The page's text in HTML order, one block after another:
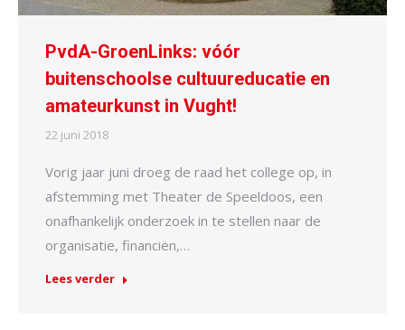
PvdA-GroenLinks: vóór
buitenschoolse cultuureducatie en
amateurkunst in Vught!
22 juni 2018
Vorig jaar juni droeg de raad het college op, in
afstemming met Theater de Speeldoos, een
onafhankelijk onderzoek in te stellen naar de
organisatie, financiën,…
Lees verder